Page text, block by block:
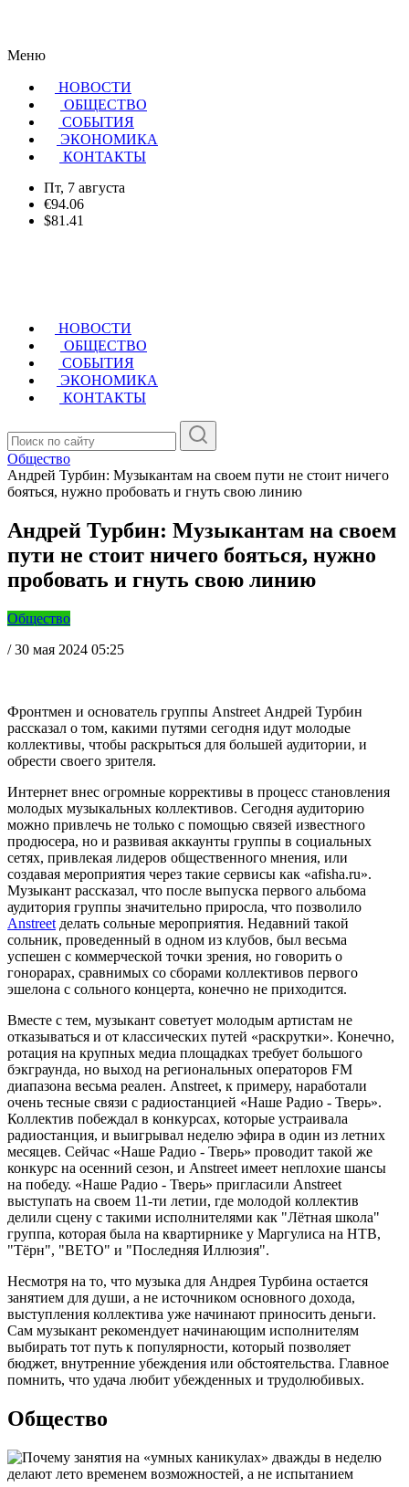
Меню
НОВОСТИ
ОБЩЕСТВО
CОБЫТИЯ
ЭКОНОМИКА
КОНТАКТЫ
Пт, 7 августа
€94.06
$81.41
НОВОСТИ
ОБЩЕСТВО
СОБЫТИЯ
ЭКОНОМИКА
КОНТАКТЫ
Общество
Андрей Турбин: Музыкантам на своем пути не стоит ничего
бояться, нужно пробовать и гнуть свою линию
Андрей Турбин: Музыкантам на своем
пути не стоит ничего бояться, нужно
пробовать и гнуть свою линию
Общество
/ 30 мая 2024 05:25
Фронтмен и основатель группы Anstreet Андрей Турбин
рассказал о том, какими путями сегодня идут молодые
коллективы, чтобы раскрыться для большей аудитории, и
обрести своего зрителя.
Интернет внес огромные коррективы в процесс становления
молодых музыкальных коллективов. Сегодня аудиторию
можно привлечь не только с помощью связей известного
продюсера, но и развивая аккаунты группы в социальных
сетях, привлекая лидеров общественного мнения, или
создавая мероприятия через такие сервисы как «afisha.ru».
Музыкант рассказал, что после выпуска первого альбома
аудитория группы значительно приросла, что позволило
Anstreet делать сольные мероприятия. Недавний такой
сольник, проведенный в одном из клубов, был весьма
успешен с коммерческой точки зрения, но говорить о
гонорарах, сравнимых со сборами коллективов первого
эшелона с сольного концерта, конечно не приходится.
Вместе с тем, музыкант советует молодым артистам не
отказываться и от классических путей «раскрутки». Конечно,
ротация на крупных медиа площадках требует большого
бэкграунда, но выход на региональных операторов FM
диапазона весьма реален. Anstreet, к примеру, наработали
очень тесные связи с радиостанцией «Наше Радио - Тверь».
Коллектив побеждал в конкурсах, которые устраивала
радиостанция, и выигрывал неделю эфира в один из летних
месяцев. Сейчас «Наше Радио - Тверь» проводит такой же
конкурс на осенний сезон, и Anstreet имеет неплохие шансы
на победу. «Наше Радио - Тверь» пригласили Anstreet
выступать на своем 11-ти летии, где молодой коллектив
делили сцену с такими исполнителями как "Лётная школа"
группа, которая была на квартирнике у Маргулиса на НТВ,
"Тёрн", "ВЕТО" и "Последняя Иллюзия".
Несмотря на то, что музыка для Андрея Турбина остается
занятием для души, а не источником основного дохода,
выступления коллектива уже начинают приносить деньги.
Сам музыкант рекомендует начинающим исполнителям
выбирать тот путь к популярности, который позволяет
бюджет, внутренние убеждения или обстоятельства. Главное
помнить, что удача любит убежденных и трудолюбивых.
Общество